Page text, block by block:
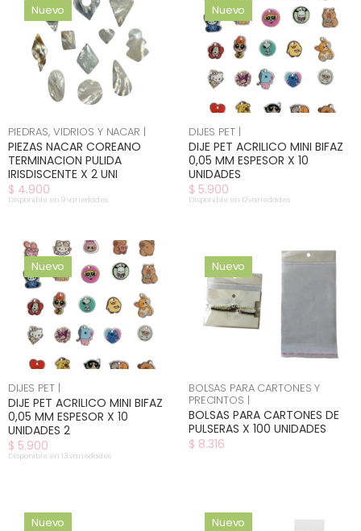
Nuevo
PIEDRAS, VIDRIOS Y NACAR |
PIEZAS NACAR COREANO
TERMINACION PULIDA
IRISDISCENTE X 2 UNI
$ 4.900
Disponible en 9 variedades
Nuevo
DIJES PET |
DIJE PET ACRILICO MINI BIFAZ
0,05 MM ESPESOR X 10
UNIDADES
$ 5.900
Disponible en 12 variedades
Nuevo
DIJES PET |
DIJE PET ACRILICO MINI BIFAZ
0,05 MM ESPESOR X 10
UNIDADES 2
$ 5.900
Disponible en 13 variedades
Nuevo
BOLSAS PARA CARTONES Y
PRECINTOS |
BOLSAS PARA CARTONES DE
PULSERAS X 100 UNIDADES
$ 8.316
Nuevo Nuevo